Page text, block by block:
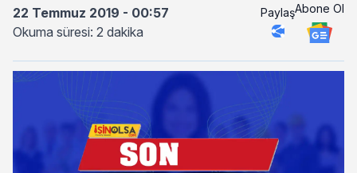
22 Temmuz 2019 - 00:57
Okuma süresi: 2 dakika
PaylaşAbone Ol